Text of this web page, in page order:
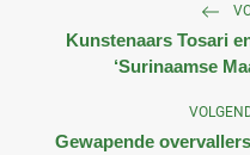
Kunstenaars Tosari
‘Surinaamse
Gewapende